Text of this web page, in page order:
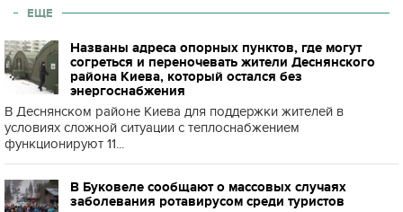
ЕЩЕ
Названы адреса опорных пунктов, где могут
согреться и переночевать жители Деснянского
района Киева, который остался без
энергоснабжения
В Деснянском районе Киева для поддержки жителей в
условиях сложной ситуации с теплоснабжением
функционируют 11...
В Буковеле сообщают о массовых случаях
заболевания ротавирусом среди туристов